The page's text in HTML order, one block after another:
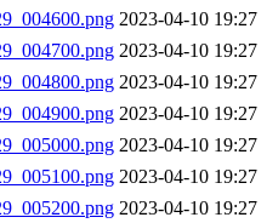
2023-04-10 19:27
2023-04-10 19:27
2023-04-10 19:27
2023-04-10 19:27
2023-04-10 19:27
2023-04-10 19:27
2023-04-10 19:27